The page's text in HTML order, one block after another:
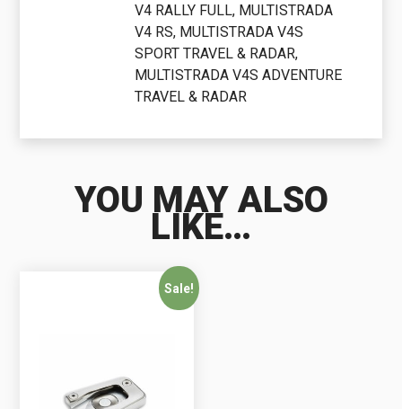
V4 RALLY FULL, MULTISTRADA
V4 RS, MULTISTRADA V4S
SPORT TRAVEL & RADAR,
MULTISTRADA V4S ADVENTURE
TRAVEL & RADAR
YOU MAY ALSO
LIKE…
Sale!